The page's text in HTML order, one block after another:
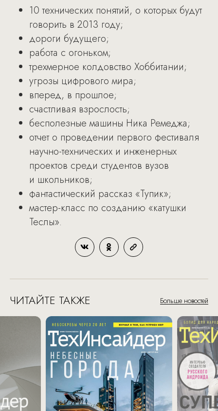
10 технических понятий, о которых будут
говорить в 2013 году;
дороги будущего;
работа с огоньком;
трехмерное колдовство Хоббитании;
угрозы цифрового мира;
вперед, в прошлое;
счастливая взрослость;
бесполезные машины Ника Ремеджа;
отчет о проведении первого фестиваля
научно-технических и инженерных
проектов среди студентов вузов
и школьников;
фантастический рассказ «Тупик»;
мастер-класс по созданию «катушки
Теслы».
ЧИТАЙТЕ ТАКЖЕ Больше новостей